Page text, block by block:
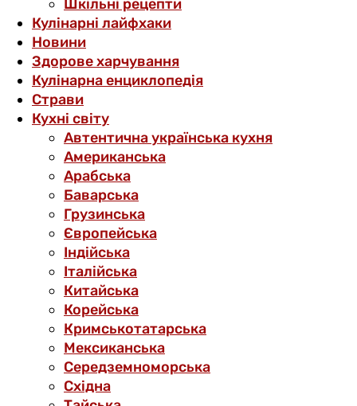
Шкільні рецепти
Кулінарні лайфхаки
Новини
Здорове харчування
Кулінарна енциклопедія
Страви
Кухні світу
Автентична українська кухня
Американська
Арабська
Баварська
Грузинська
Європейська
Індійська
Італійська
Китайська
Корейська
Кримськотатарська
Мексиканська
Середземноморська
Східна